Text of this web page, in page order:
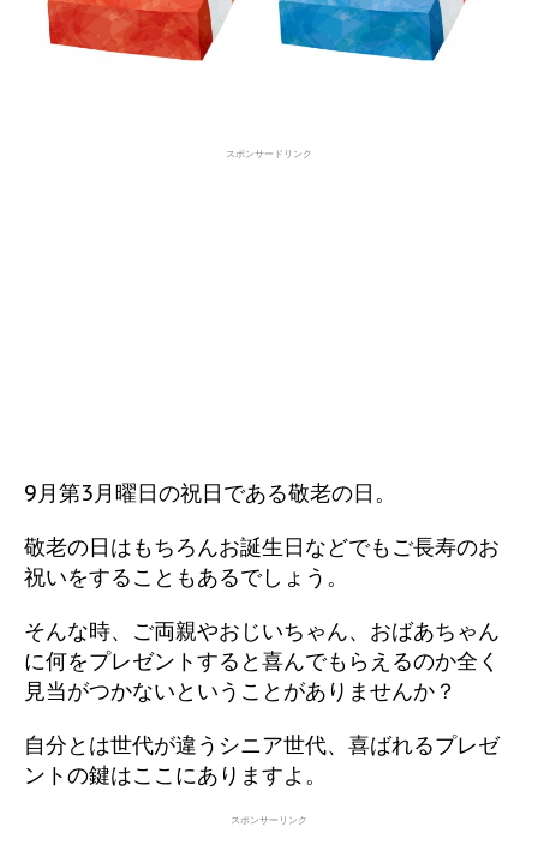
スポンサードリンク
9月第3月曜日の祝日である敬老の日。
敬老の日はもちろんお誕生日などでもご長寿のお
祝いをすることもあるでしょう。
そんな時、ご両親やおじいちゃん、おばあちゃん
に何をプレゼントすると喜んでもらえるのか全く
見当がつかないということがありませんか？
自分とは世代が違うシニア世代、喜ばれるプレゼ
ントの鍵はここにありますよ。
スポンサーリンク